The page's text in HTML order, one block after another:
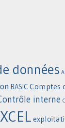
données
BASIC Comptes
interne